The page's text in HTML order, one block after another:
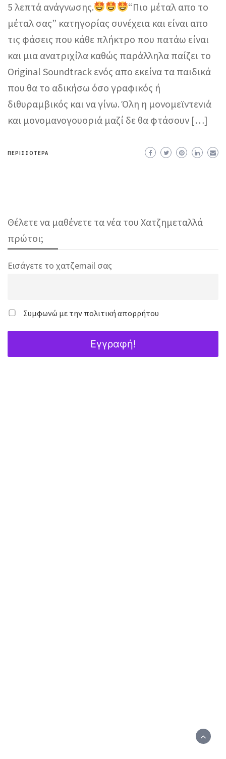
5 λεπτά ανάγνωσης.
“Πιο μέταλ απο το
μέταλ σας” κατηγορίας συνέχεια και είναι απο
τις φάσεις που κάθε πλήκτρο που πατάω είναι
και μια ανατριχίλα καθώς παράλληλα παίζει το
Original Soundtrack ενός απο εκείνα τα παιδικά
που θα το αδικήσω όσο γραφικός ή
διθυραμβικός και να γίνω. Όλη η μονομεϊντενιά
και μονομανογουοριά μαζί δε θα φτάσουν […]
ΠΕΡΙΣΣΌΤΕΡΑ
Θέλετε να μαθένετε τα νέα του Χατζημεταλλά
πρώτοι;
Εισάγετε το χατζemail σας
Συμφωνώ με την πολιτική απορρήτου